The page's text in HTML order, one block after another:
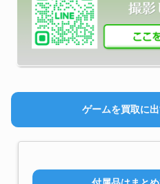
ゲームを買取に